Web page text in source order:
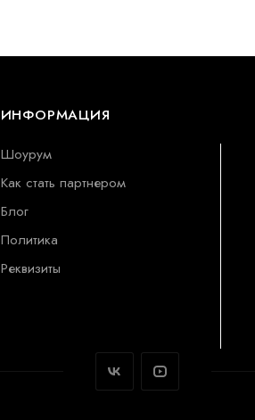
ИНФОРМАЦИЯ
Шоурум
Как стать партнером
Блог
Политика
Реквизиты